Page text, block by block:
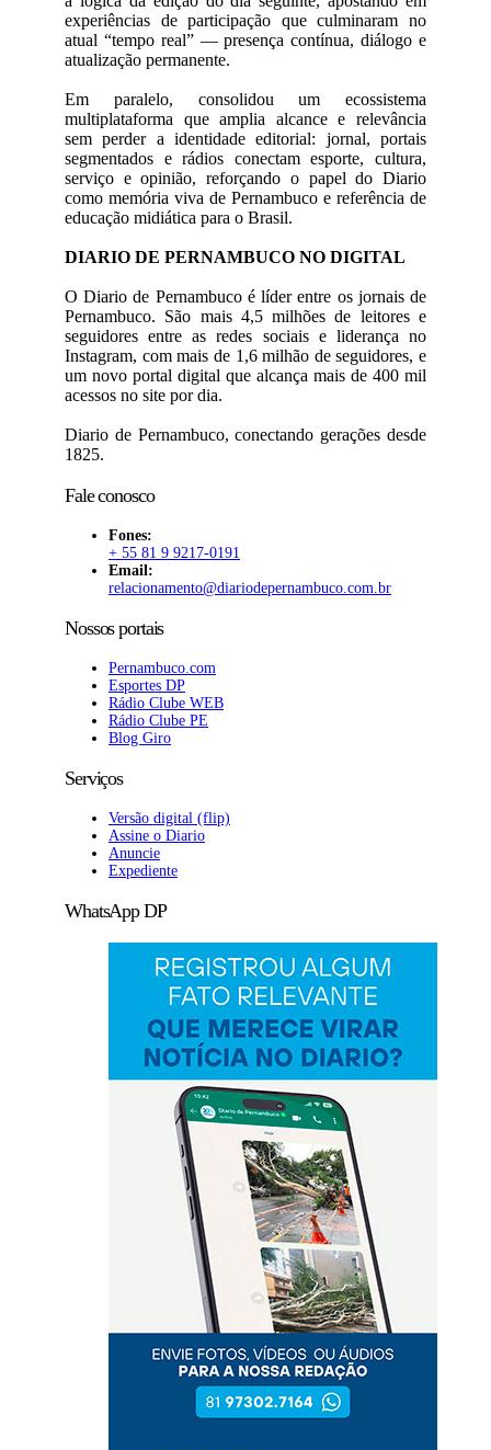
experiências de participação que culminaram no
atual “tempo real” — presença contínua, diálogo e
atualização permanente.
Em paralelo, consolidou um ecossistema
multiplataforma que amplia alcance e relevância
sem perder a identidade editorial: jornal, portais
segmentados e rádios conectam esporte, cultura,
serviço e opinião, reforçando o papel do Diario
como memória viva de Pernambuco e referência de
educação midiática para o Brasil.
DIARIO DE PERNAMBUCO NO DIGITAL
O Diario de Pernambuco é líder entre os jornais de
Pernambuco. São mais 4,5 milhões de leitores e
seguidores entre as redes sociais e liderança no
Instagram, com mais de 1,6 milhão de seguidores, e
um novo portal digital que alcança mais de 400 mil
acessos no site por dia.
Diario de Pernambuco, conectando gerações desde
1825.
Fale conosco
Fones:
+ 55 81 9 9217-0191
Email:
relacionamento@diariodepernambuco.com.br
Nossos portais
Pernambuco.com
Esportes DP
Rádio Clube WEB
Rádio Clube PE
Blog Giro
Serviços
Versão digital (flip)
Assine o Diario
Anuncie
Expediente
WhatsApp DP